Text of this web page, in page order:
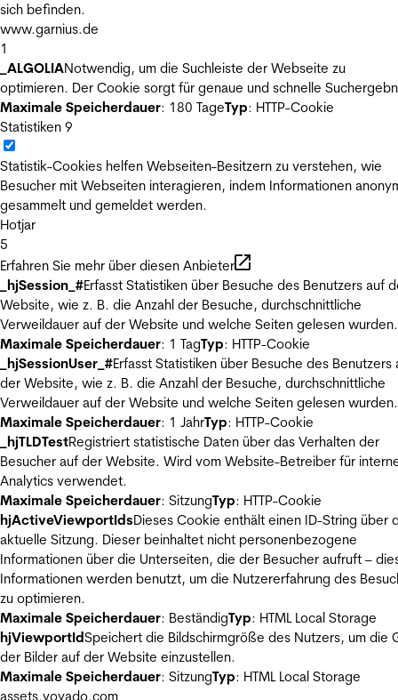
sich befinden.
www.garnius.de
1
_ALGOLIANotwendig, um die Suchleiste der Webseite zu
optimieren. Der Cookie sorgt für genaue und schnelle
Maximale Speicherdauer: 180 TageTyp: HTTP-Cookie
Statistiken 9
Statistik-Cookies helfen Webseiten-Besitzern zu verstehen, wie
Besucher mit Webseiten interagieren, indem Informationen
gesammelt und gemeldet werden.
Hotjar
5
Erfahren Sie mehr über diesen Anbieter
_hjSession_#Erfasst Statistiken über Besuche des Benutzers auf
Website, wie z. B. die Anzahl der Besuche, durchschnittliche
Verweildauer auf der Website und welche Seiten gelesen wurden.
Maximale Speicherdauer: 1 TagTyp: HTTP-Cookie
_hjSessionUser_#Erfasst Statistiken über Besuche des Benutzers
der Website, wie z. B. die Anzahl der Besuche, durchschnittliche
Verweildauer auf der Website und welche Seiten gelesen wurden.
Maximale Speicherdauer: 1 JahrTyp: HTTP-Cookie
_hjTLDTestRegistriert statistische Daten über das Verhalten der
Besucher auf der Website. Wird vom Website-Betreiber für
Analytics verwendet.
Maximale Speicherdauer: SitzungTyp: HTTP-Cookie
hjActiveViewportIdsDieses Cookie enthält einen ID-String über
aktuelle Sitzung. Dieser beinhaltet nicht personenbezogene
Informationen über die Unterseiten, die der Besucher aufruft –
Informationen werden benutzt, um die Nutzererfahrung des
zu optimieren.
Maximale Speicherdauer: BeständigTyp: HTML Local Storage
hjViewportIdSpeichert die Bildschirmgröße des Nutzers, um die
der Bilder auf der Website einzustellen.
Maximale Speicherdauer: SitzungTyp: HTML Local Storage
assets.voyado.com